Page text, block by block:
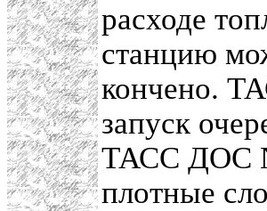
расходе
станцию
кончено.
запуск
ТАСС ДОС
плотные